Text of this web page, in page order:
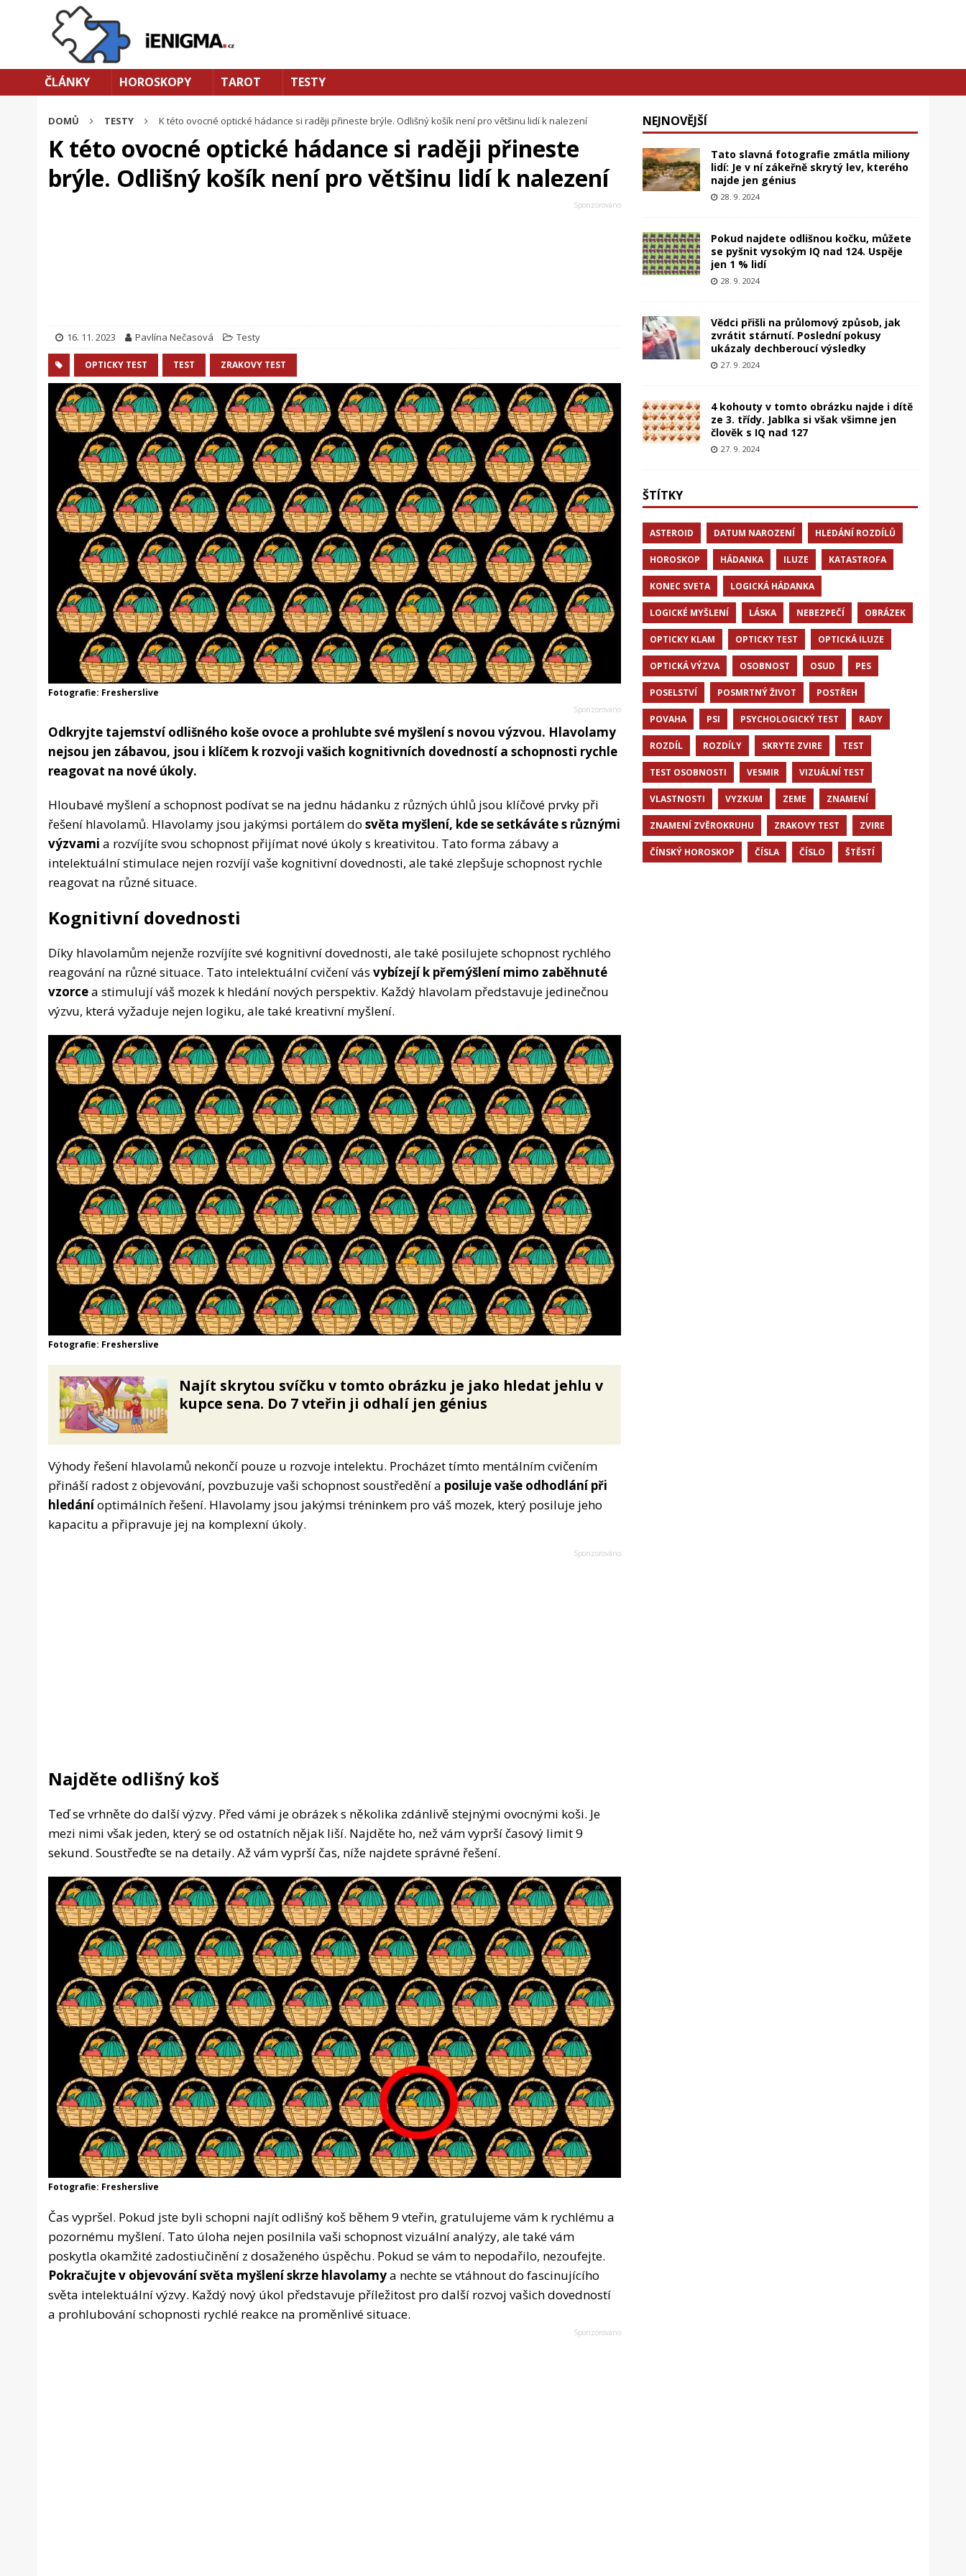
ČLÁNKY HOROSKOPY TAROT TESTY
DOMŮ TESTY K této ovocné optické hádance si raději přineste brýle. Odlišný košík není pro většinu lidí k nalezení
K této ovocné optické hádance si raději přineste
brýle. Odlišný košík není pro většinu lidí k nalezení
16. 11. 2023 Pavlína Nečasová Testy
OPTICKY TEST TEST ZRAKOVY TEST
Fotografie: Fresherslive
Odkryjte tajemství odlišného koše ovoce a prohlubte své myšlení s novou výzvou. Hlavolamy
nejsou jen zábavou, jsou i klíčem k rozvoji vašich kognitivních dovedností a schopnosti rychle
reagovat na nové úkoly.
Hloubavé myšlení a schopnost podívat se na jednu hádanku z různých úhlů jsou klíčové prvky při
řešení hlavolamů. Hlavolamy jsou jakýmsi portálem do světa myšlení, kde se setkáváte s různými
výzvami a rozvíjíte svou schopnost přijímat nové úkoly s kreativitou. Tato forma zábavy a
intelektuální stimulace nejen rozvíjí vaše kognitivní dovednosti, ale také zlepšuje schopnost rychle
reagovat na různé situace.
Kognitivní dovednosti
Díky hlavolamům nejenže rozvíjíte své kognitivní dovednosti, ale také posilujete schopnost rychlého
reagování na různé situace. Tato intelektuální cvičení vás vybízejí k přemýšlení mimo zaběhnuté
vzorcea stimulují váš mozek k hledání nových perspektiv. Každý hlavolam představuje jedinečnou
výzvu, která vyžaduje nejen logiku, ale také kreativní myšlení.
Fotografie: Fresherslive
Najít skrytou svíčku v tomto obrázku je jako hledat jehlu v
kupce sena. Do 7 vteřin ji odhalí jen génius
Výhody řešení hlavolamů nekončí pouze u rozvoje intelektu. Procházet tímto mentálním cvičením
přináší radost z objevování, povzbuzuje vaši schopnost soustředění a posiluje vaše odhodlání při
hledáníoptimálních řešení. Hlavolamy jsou jakýmsi tréninkem pro váš mozek, který posiluje jeho
kapacitu a připravuje jej na komplexní úkoly.
Najděte odlišný koš
Teď se vrhněte do další výzvy. Před vámi je obrázek s několika zdánlivě stejnými ovocnými koši. Je
mezi nimi však jeden, který se od ostatních nějak liší. Najděte ho, než vám vyprší časový limit 9
sekund. Soustřeďte se na detaily. Až vám vyprší čas, níže najdete správné řešení.
Fotografie: Fresherslive
Čas vypršel. Pokud jste byli schopni najít odlišný koš během 9 vteřin, gratulujeme vám k rychlému a
pozornému myšlení. Tato úloha nejen posilnila vaši schopnost vizuální analýzy, ale také vám
poskytla okamžité zadostiučinění z dosaženého úspěchu. Pokud se vám to nepodařilo, nezoufejte.
Pokračujte v objevování světa myšlení skrze hlavolamya nechte se vtáhnout do fascinujícího
světa intelektuální výzvy. Každý nový úkol představuje příležitost pro další rozvoj vašich dovedností
a prohlubování schopnosti rychlé reakce na proměnlivé situace.
NEJNOVĚJŠÍ
Tato slavná fotografie zmátla miliony
lidí: Je v ní zákeřně skrytý lev, kterého
najde jen génius
28. 9. 2024
Pokud najdete odlišnou kočku, můžete
se pyšnit vysokým IQ nad 124. Uspěje
jen 1 % lidí
28. 9. 2024
Vědci přišli na průlomový způsob, jak
zvrátit stárnutí. Poslední pokusy
ukázaly dechberoucí výsledky
27. 9. 2024
4 kohouty v tomto obrázku najde i dítě
ze 3. třídy. Jablka si však všimne jen
člověk s IQ nad 127
27. 9. 2024
ŠTÍTKY
ASTEROID DATUM NAROZENÍ HLEDÁNÍ ROZDÍLŮ
HOROSKOP HÁDANKA ILUZE KATASTROFA
KONEC SVETA LOGICKÁ HÁDANKA
LOGICKÉ MYŠLENÍ LÁSKA NEBEZPEČÍ OBRÁZEK
OPTICKY KLAM OPTICKY TEST OPTICKÁ ILUZE
OPTICKÁ VÝZVA OSOBNOST OSUD PES
POSELSTVÍ POSMRTNÝ ŽIVOT POSTŘEH
POVAHA PSI PSYCHOLOGICKÝ TEST RADY
ROZDÍL ROZDÍLY SKRYTE ZVIRE TEST
TEST OSOBNOSTI VESMIR VIZUÁLNÍ TEST
VLASTNOSTI VYZKUM ZEME ZNAMENÍ
ZNAMENÍ ZVĚROKRUHU ZRAKOVY TEST ZVIRE
ČÍNSKÝ HOROSKOP ČÍSLA ČÍSLO ŠTĚSTÍ